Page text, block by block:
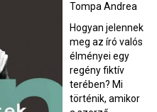
Tompa Andrea
Hogyan jelennek
meg az író valós
élményei egy
regény fiktív
terében? Mi
történik, amikor